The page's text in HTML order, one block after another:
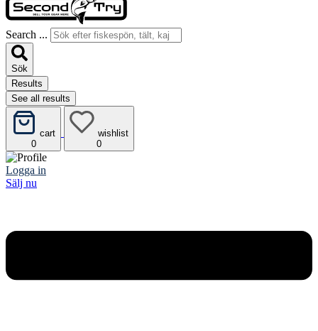
Search ...
Sök
Results
See all results
cart
0
wishlist
0
Logga in
Sälj nu